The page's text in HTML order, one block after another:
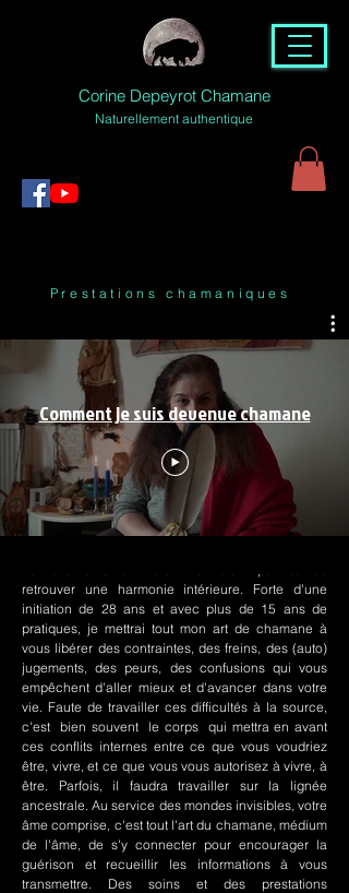
Corine Depeyrot Chamane
Naturellement authentique
Prestations chamaniques
Comment je suis devenue chamane
retrouver une harmonie intérieure. Forte d'une
initiation de 28 ans et avec plus de 15 ans de
pratiques, je mettrai tout mon art de chamane à
vous libérer des contraintes, des freins, des (auto)
jugements, des peurs, des confusions qui vous
empêchent d'aller mieux et d'avancer dans votre
vie. Faute de travailler ces difficultés à la source,
c'est bien souvent le corps qui mettra en avant
ces conflits internes entre ce que vous voudriez
être, vivre, et ce que vous vous autorisez à vivre, à
être. Parfois, il faudra travailler sur la lignée
ancestrale. Au service des mondes invisibles, votre
âme comprise, c'est tout l'art du chamane, médium
de l'âme, de s'y connecter pour encourager la
guérison et recueillir les informations à vous
transmettre. Des soins et des prestations